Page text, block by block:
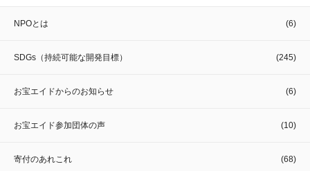
NPOとは (6)
SDGs（持続可能な開発目標） (245)
お宝エイドからのお知らせ (6)
お宝エイド参加団体の声 (10)
寄付のあれこれ (68)